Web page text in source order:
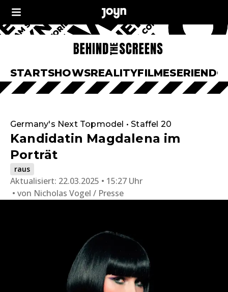
STARTSHOWSREALITYFILMESERIEN
Germany's Next Topmodel • Staffel 20
Kandidatin Magdalena im
Porträt
raus
Aktualisiert: 22.03.2025 • 15:27 Uhr
von Nicholas Vogel / Presse